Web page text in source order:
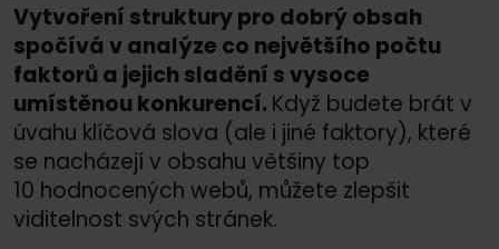
Vytvoření struktury pro dobrý obsah
spočívá v analýze co největšího počtu
faktorů a jejich sladění s vysoce
umístěnou konkurencí. Když budete brát v
úvahu klíčová slova (ale i jiné faktory), které
se nacházejí v obsahu většiny top
10 hodnocených webů, můžete zlepšit
viditelnost svých stránek.